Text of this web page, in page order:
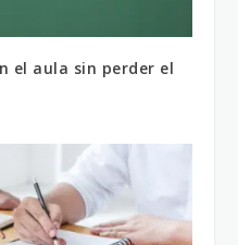
el aula sin perder el